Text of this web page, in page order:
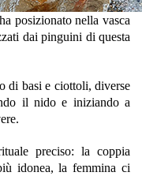
posizionato nella vasca
dai pinguini di questa
di basi e ciottoli, diverse
il nido e iniziando a
preciso: la coppia
idonea, la femmina ci